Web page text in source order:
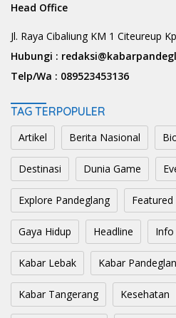
Head Office
Jl. Raya Cibaliung KM 1 Citeureup
Hubungi :
Telp/Wa : 089523453136
TAG TERPOPULER
Artikel Berita Nasional
Destinasi Dunia Game
Explore Pandeglang Featured
Gaya Hidup Headline Info
Kabar Lebak Kabar
Kabar Tangerang Kesehatan